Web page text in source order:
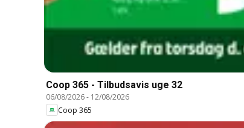
Coop 365 - Tilbudsavis uge 32
06/08/2026- 12/08/2026
Coop 365